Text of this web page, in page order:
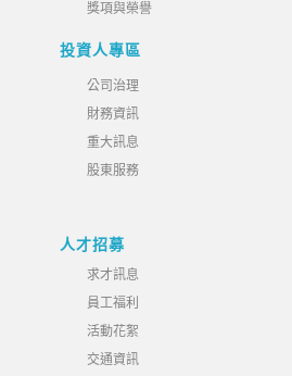
獎項與榮譽
投資人專區
公司治理
財務資訊
重大訊息
股東服務
人才招募
求才訊息
員工福利
活動花絮
交通資訊